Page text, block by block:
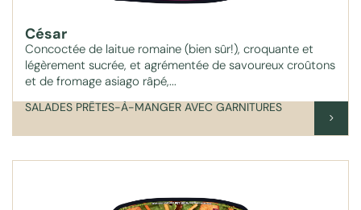
César
Concoctée de laitue romaine (bien sûr!), croquante et
légèrement sucrée, et agrémentée de savoureux croûtons
et de fromage asiago râpé,...
SALADES PRÊTES-À-MANGER AVEC GARNITURES